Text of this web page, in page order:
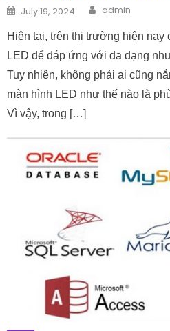
Posted on
July 19, 2024 Author
admin
Hiện tại, trên thị trường hiện nay
LED để đáp ứng với đa dạng
Tuy nhiên, không phải ai cũng
màn hình LED như thế nào là
Vì vậy, trong […]